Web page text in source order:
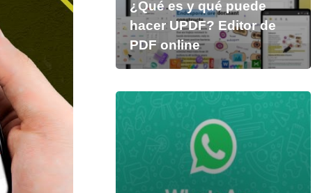
¿Qué es y qué puede
hacer UPDF? Editor de
PDF online